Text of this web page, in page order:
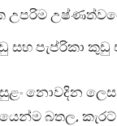
උපරිම
සහ පැප්රිකා
නොවදින ලෙස
බතල,